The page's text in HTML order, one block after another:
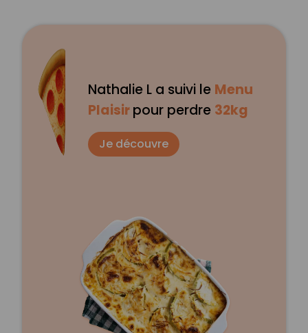
Nathalie L a suivi le Menu
Plaisirpour perdre 32kg
Je découvre